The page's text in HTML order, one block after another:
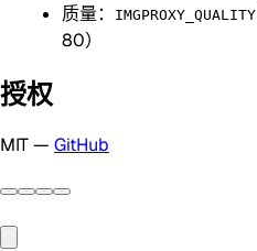
质量：
IMGPROXY_QUALITY
80）
授权
MIT — GitHub